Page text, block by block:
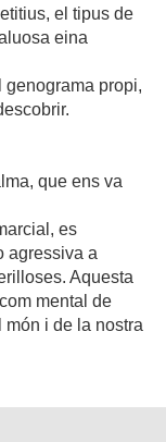
el tipus de
eina
genograma propi,
que ens va
es
agressiva a
Aquesta
mental de
i de la nostra